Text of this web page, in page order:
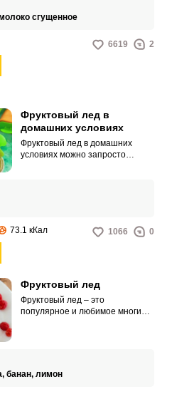
лакомства. Такой десерт всего
из двух ингредиентов получится
сгущенное
6619 2
Фруктовый лед в
домашних условиях
Фруктовый лед в домашних
условиях можно запросто
натуральный сок сахаром и
73.1 кКал 1066 0
Фруктовый лед
Фруктовый лед – это
популярное и любимое многими
своими руками.
банан, лимон
РЕГИСТРАЦИЯ
Войдите
социальных сетей: